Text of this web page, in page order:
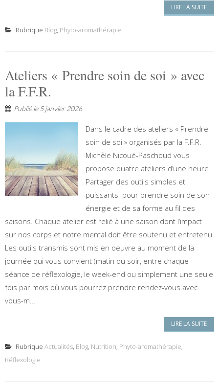
LIRE LA SUITE
Rubrique Blog, Phyto-aromathérapie
Ateliers « Prendre soin de soi » avec
la F.F.R.
Publié le 5 janvier 2026
Dans le cadre des ateliers « Prendre
soin de soi » organisés par la F.F.R.
Michèle Nicoué-Paschoud vous
propose quatre ateliers d’une heure.
Partager des outils simples et
puissants pour prendre soin de son
énergie et de sa forme au fil des
saisons. Chaque atelier est relié à une saison dont l’impact
sur nos corps et notre mental doit être soutenu et entretenu.
Les outils transmis sont mis en oeuvre au moment de la
journée qui vous convient (matin ou soir, entre chaque
séance de réflexologie, le week-end ou simplement une seule
fois par mois où vous pourrez prendre rendez-vous avec
vous-m...
LIRE LA SUITE
Rubrique Actualités, Blog, Nutrition, Phyto-aromathérapie,
Réflexologie